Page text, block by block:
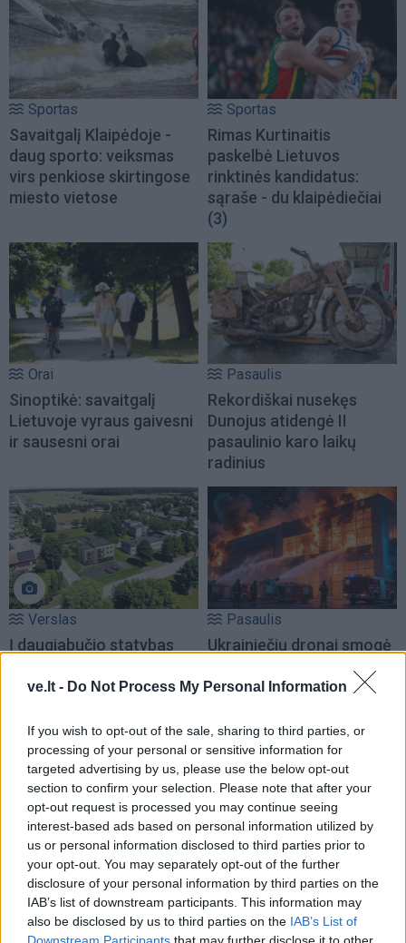
ve.lt - Do Not Process My Personal Information
If you wish to opt-out of the sale, sharing to third parties, or
processing of your personal or sensitive information for
targeted advertising by us, please use the below opt-out
section to confirm your selection. Please note that after your
opt-out request is processed you may continue seeing
interest-based ads based on personal information utilized by
us or personal information disclosed to third parties prior to
your opt-out. You may separately opt-out of the further
disclosure of your personal information by third parties on the
IAB’s list of downstream participants. This information may
also be disclosed by us to third parties on the IAB’s List of
Sportas
Savaitgalį Klaipėdoje -
daug sporto: veiksmas
virs penkiose skirtingose
miesto vietose
Sportas
Rimas Kurtinaitis
paskelbė Lietuvos
rinktinės kandidatus:
sąraše - du klaipėdiečiai
(3)
Orai
Sinoptikė: savaitgalį
Lietuvoje vyraus gaivesni
ir sausesni orai
Pasaulis
Rekordiškai nusekęs
Dunojus atidengė II
pasaulinio karo laikų
radinius
Verslas
Į daugiabučio statybas
verslininkas: tai yra ateitis
Pasaulis
Ukrainiečių dronai smogė
Jekaterinburge, už 2000
Pasaulis
Nauji ISW duomenys:
Rusija į kovą siunčia
Ukrainos karo belaisvius
Kriminalai
Nelaukti svečiai išėjo ne
tik su „lauktuvėmis“: į
nakties tamsą išsivedė ir